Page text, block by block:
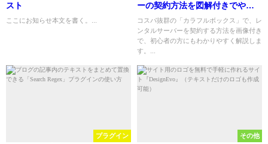
スト
ここにお知らせ本文を書く。...
ーの契約方法を図解付きでやさ
しく解説
コスパ抜群の「カラフルボックス」で、レ
ンタルサーバーを契約する方法を画像付き
で、初心者の方にもわかりやすく解説しま
す。...
プラグイン その他